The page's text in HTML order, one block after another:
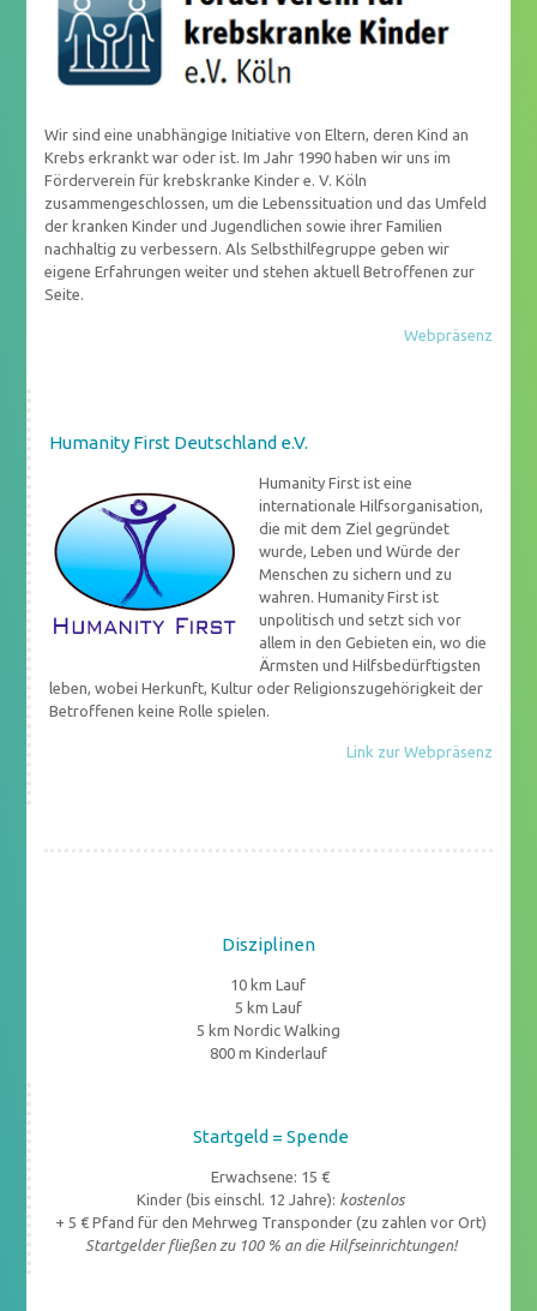
Wir sind eine unabhängige Initiative von Eltern, deren Kind an
Krebs erkrankt war oder ist. Im Jahr 1990 haben wir uns im
Förderverein für krebskranke Kinder e. V. Köln
zusammengeschlossen, um die Lebenssituation und das Umfeld
der kranken Kinder und Jugendlichen sowie ihrer Familien
nachhaltig zu verbessern. Als Selbsthilfegruppe geben wir
eigene Erfahrungen weiter und stehen aktuell Betroffenen zur
Seite.
Webpräsenz
Humanity First Deutschland e.V.
Humanity First ist eine
internationale Hilfsorganisation,
die mit dem Ziel gegründet
wurde, Leben und Würde der
Menschen zu sichern und zu
wahren. Humanity First ist
unpolitisch und setzt sich vor
allem in den Gebieten ein, wo die
Ärmsten und Hilfsbedürftigsten
leben, wobei Herkunft, Kultur oder Religionszugehörigkeit der
Betroffenen keine Rolle spielen.
Link zur Webpräsenz
Disziplinen
10 km Lauf
5 km Lauf
5 km Nordic Walking
800 m Kinderlauf
Startgeld = Spende
Erwachsene: 15 €
Kinder (bis einschl. 12 Jahre): kostenlos
+ 5 € Pfand für den Mehrweg Transponder (zu zahlen vor Ort)
Startgelder fließen zu 100 % an die Hilfseinrichtungen!